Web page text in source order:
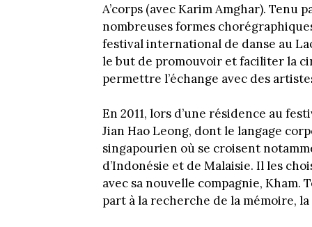
A’corps (avec Karim Amghar).
nombreuses formes
festival international de danse au
le but de promouvoir et faciliter la
permettre l’échange avec des
En 2011, lors d’une résidence au
Jian Hao Leong, dont le langage
singapourien où se croisent
d’Indonésie et de Malaisie. Il les
avec sa nouvelle compagnie,
part à la recherche de la mémoire,